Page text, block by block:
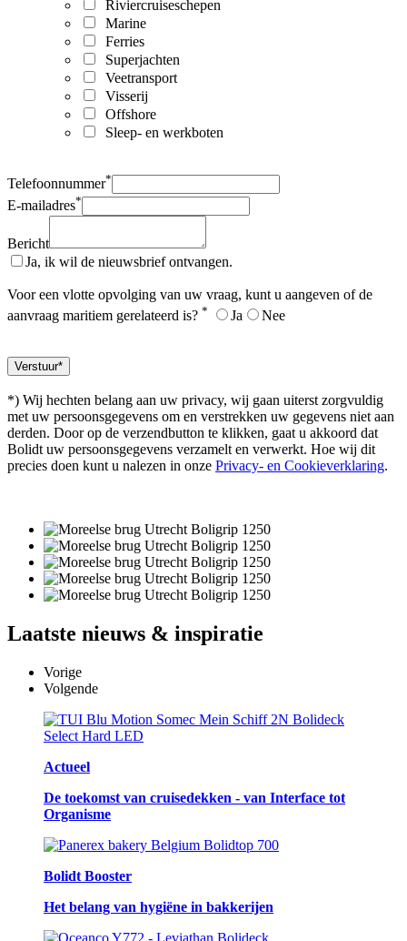
Riviercruiseschepen
Marine
Ferries
Superjachten
Veetransport
Visserij
Offshore
Sleep- en werkboten
Telefoonnummer*
E-mailadres*
Bericht
Ja, ik wil de nieuwsbrief ontvangen.
Voor een vlotte opvolging van uw vraag, kunt u aangeven of de
aanvraag maritiem gerelateerd is? * Ja Nee
*) Wij hechten belang aan uw privacy, wij gaan uiterst zorgvuldig
met uw persoonsgegevens om en verstrekken uw gegevens niet aan
derden. Door op de verzendbutton te klikken, gaat u akkoord dat
Bolidt uw persoonsgegevens verzamelt en verwerkt. Hoe wij dit
precies doen kunt u nalezen in onze Privacy- en Cookieverklaring.
Laatste nieuws & inspiratie
Vorige
Volgende
Actueel
De toekomst van cruisedekken - van Interface tot
Organisme
Bolidt Booster
Het belang van hygiëne in bakkerijen